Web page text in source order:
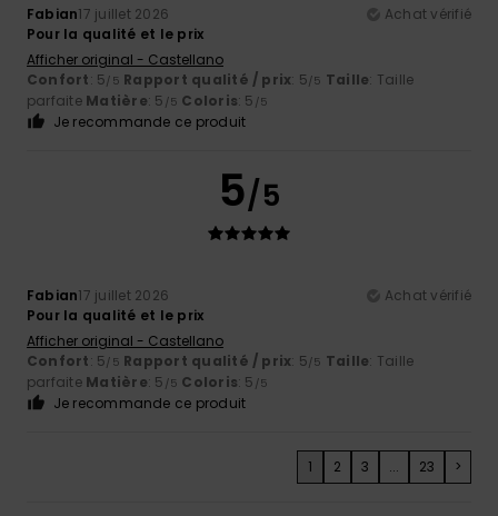
Fabian17 juillet 2026
Achat vérifié
Pour la qualité et le prix
Afficher original - Castellano
Confort: 5/5 Rapport qualité / prix: 5/5 Taille: Taille
parfaite Matière: 5 /5 Coloris: 5 /5
Je recommande ce produit
5/5
Fabian17 juillet 2026
Achat vérifié
Pour la qualité et le prix
Afficher original - Castellano
Confort: 5/5 Rapport qualité / prix: 5/5 Taille: Taille
parfaite Matière: 5 /5 Coloris: 5 /5
Je recommande ce produit
1 2 3 ... 23 >